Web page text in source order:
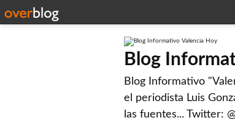
Blog
Blog Informativo
el periodista Luis
las fuentes... Twitter: